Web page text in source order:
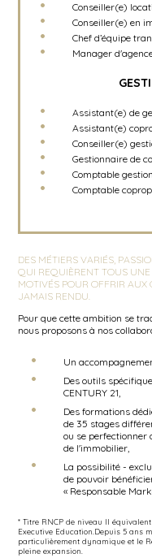
Conseiller(e)
Conseiller(e) en
Chef d’équipe
Manager
Assistant(e) de
Assistant(e)
Conseiller(e)
Gestionnaire de
Comptable
Comptable
DES MÉTIERS VARIÉS,
QUI REQUIÈRENT TOUS UNE
MOTIVÉS POUR OFFRIR AUX
JAMAIS RENDU.
Pour que cette ambition se
nous proposons à nos
Un
Des outils
CENTURY 21,
Des formations
de 35 stages
ou se perfectionner
de l'immobilier,
La possibilité -
de pouvoir
« Responsable
* Titre RNCP de niveau II
Executive Education.Depuis 5 ans
particulièrement dynamique et le
pleine expansion.